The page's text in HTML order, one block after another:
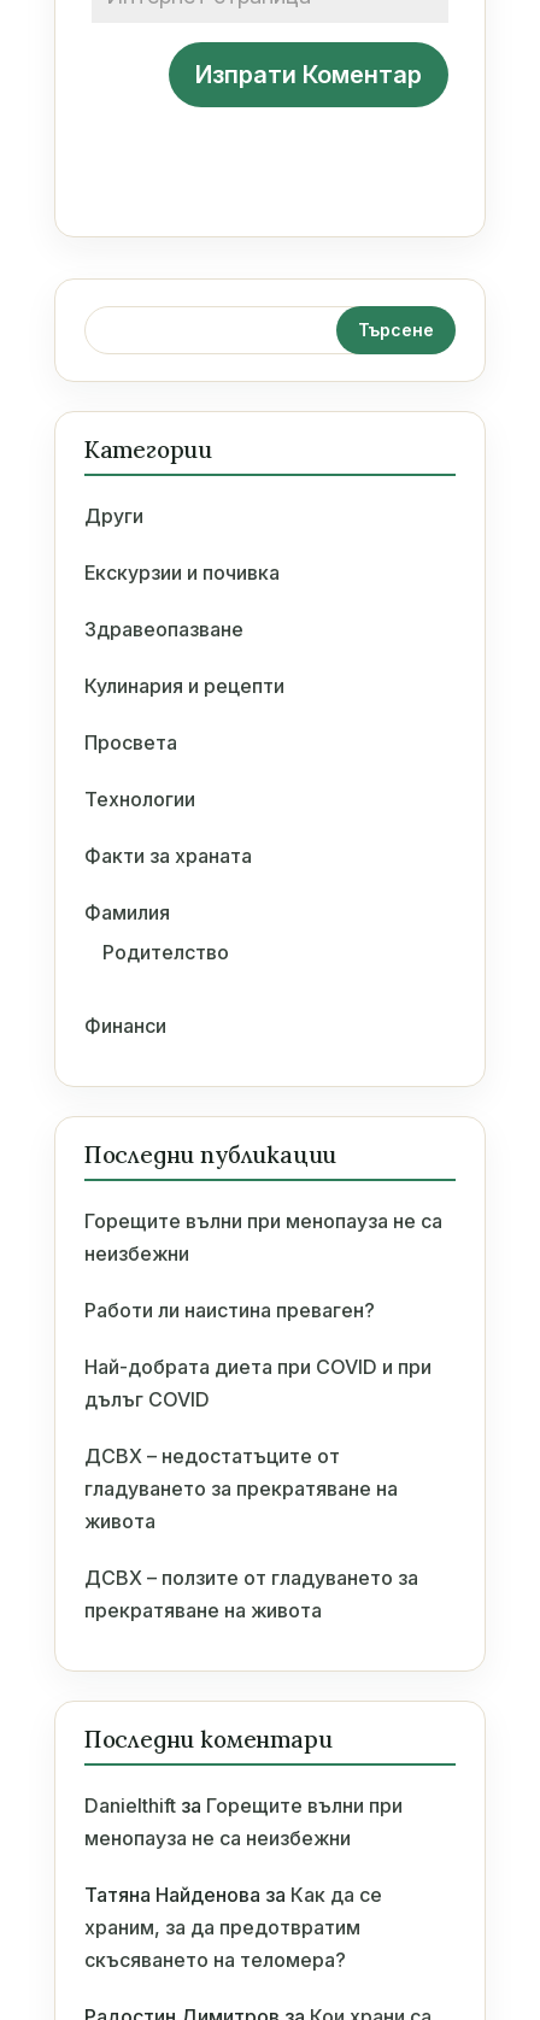
Категории
Други
Екскурзии и почивка
Здравеопазване
Кулинария и рецепти
Просвета
Технологии
Факти за храната
Фамилия
Родителство
Финанси
Последни публикации
Горещите вълни при менопауза не са
неизбежни
Работи ли наистина преваген?
Най-добрата диета при COVID и при
дълъг COVID
ДСВХ – недостатъците от
гладуването за прекратяване на
живота
ДСВХ – ползите от гладуването за
прекратяване на живота
Последни коментари
Danielthiftза Горещите вълни при
менопауза не са неизбежни
Татяна Найденова за Как да се
храним, за да предотвратим
скъсяването на теломера?